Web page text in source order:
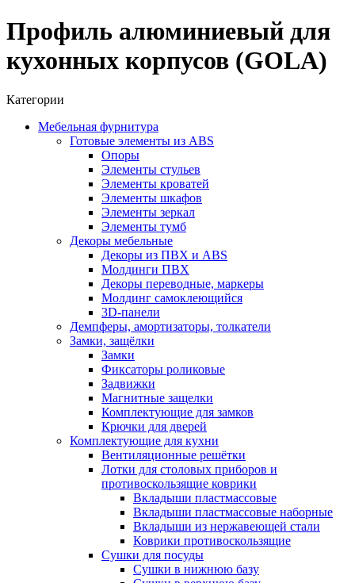
Профиль алюминиевый для
кухонных корпусов (GOLA)
Категории
Мебельная фурнитура
Готовые элементы из ABS
Опоры
Элементы стульев
Элементы кроватей
Элементы шкафов
Элементы зеркал
Элементы тумб
Декоры мебельные
Декоры из ПВХ и ABS
Молдинги ПВХ
Декоры переводные, маркеры
Молдинг самоклеющийся
3D-панели
Демпферы, амортизаторы, толкатели
Замки, защёлки
Замки
Фиксаторы роликовые
Задвижки
Магнитные защелки
Комплектующие для замков
Крючки для дверей
Комплектующие для кухни
Вентиляционные решётки
Лотки для столовых приборов и
противоскользящие коврики
Вкладыши пластмассовые
Вкладыши пластмассовые наборные
Вкладыши из нержавеющей стали
Коврики противоскользящие
Сушки для посуды
Сушки в нижнюю базу